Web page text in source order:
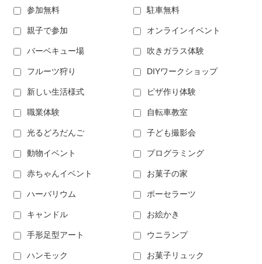
参加無料 駐車無料
親子で参加 オンラインイベント
バーベキュー場 吹きガラス体験
フルーツ狩り DIYワークショップ
新しい生活様式 ピザ作り体験
職業体験 自転車教室
光るどろだんご 子ども撮影会
動物イベント プログラミング
赤ちゃんイベント お菓子の家
ハーバリウム ポーセラーツ
キャンドル お絵かき
手形足型アート ウニランプ
ハンモック お菓子リュック